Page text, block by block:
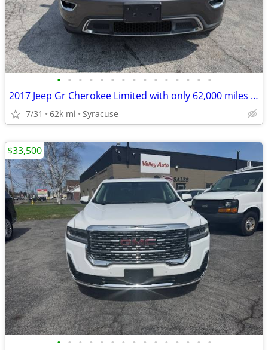
• • • • • • • • • • • • • • •
2017 Jeep Gr Cherokee Limited with only 62,000 miles and loaded!!
7/31 62k mi Syracuse
• • • • • • • • • • • • • • •
$33,500